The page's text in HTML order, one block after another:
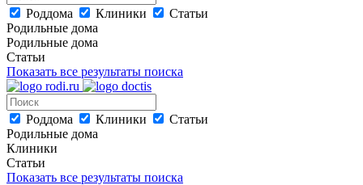
Роддома Клиники
Статьи
Родильные дома
Родильные дома
Статьи
Показать все результаты поиска
Роддома Клиники
Статьи
Родильные дома
Клиники
Статьи
Показать все результаты поиска